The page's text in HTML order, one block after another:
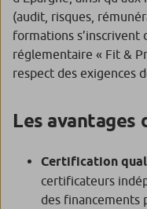
(audit, risques,
formations s’inscrivent
réglementaire « Fit &
respect des exigences
Les avantages
Certification
certificateurs
des financements